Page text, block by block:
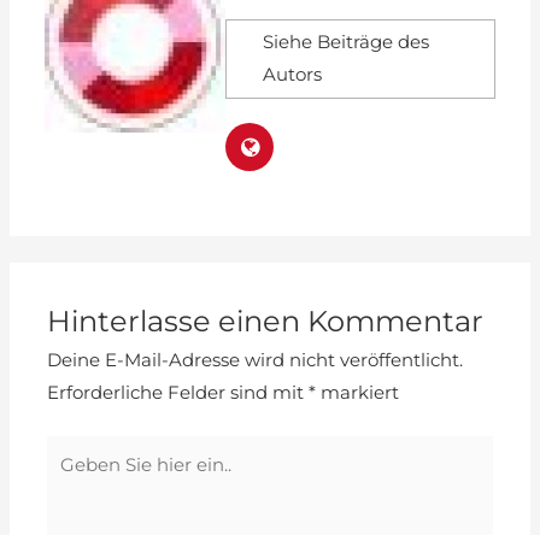
Siehe Beiträge des
Autors
Hinterlasse einen Kommentar
Deine E-Mail-Adresse wird nicht veröffentlicht.
Erforderliche Felder sind mit* markiert